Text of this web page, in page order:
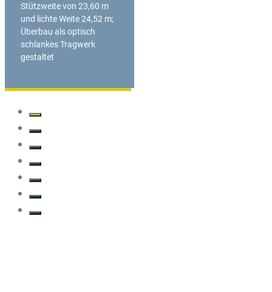
Stützweite von 23,60 m
und lichte Weite 24,52 m;
Überbau als optisch
schlankes Tragwerk
gestaltet